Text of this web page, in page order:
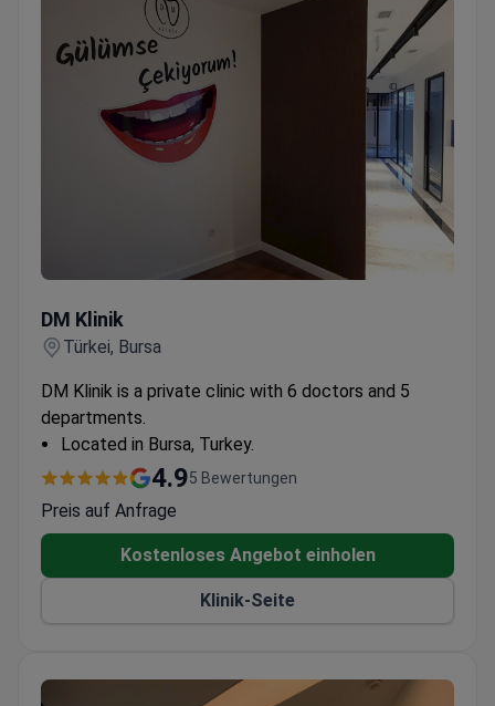
DM Klinik
Türkei, Bursa
DM Klinik is a private clinic with 6 doctors and 5
departments.
Located in Bursa, Turkey.
4.95 Bewertungen
Preis auf Anfrage
Kostenloses Angebot einholen
Klinik-Seite